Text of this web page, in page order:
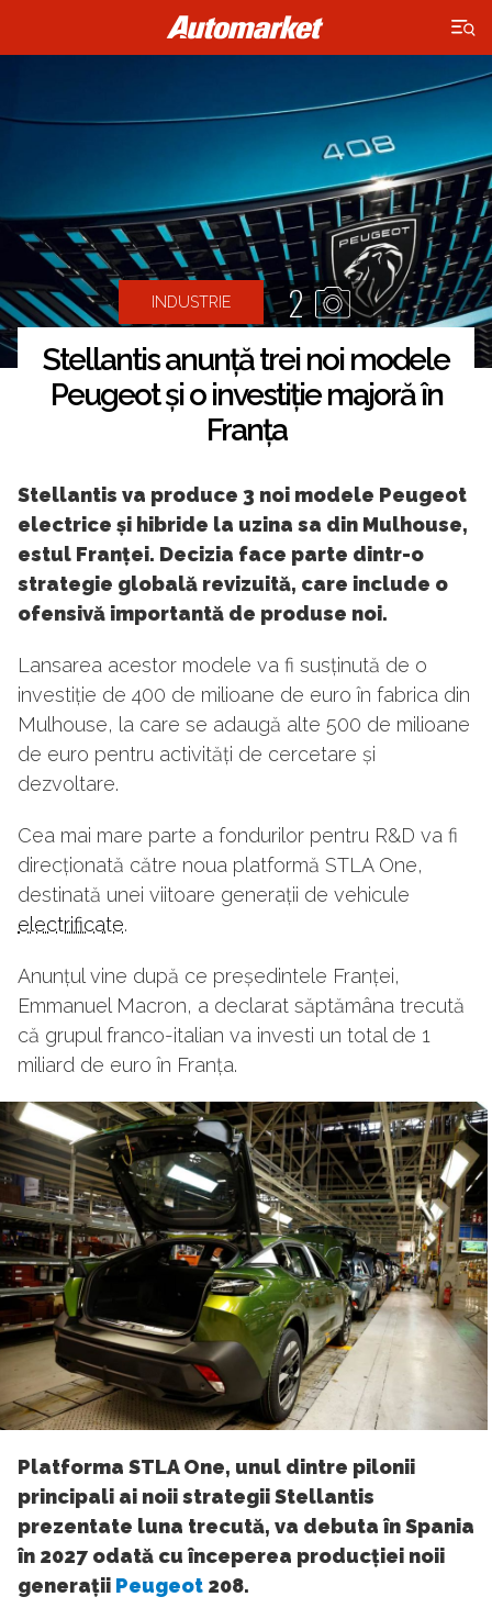
×
INDUSTRIE 2
Stellantis anunță trei noi modele
Peugeot și o investiție majoră în
Franța
Stellantis va produce 3 noi modele Peugeot
electrice și hibride la uzina sa din Mulhouse,
estul Franței. Decizia face parte dintr-o
strategie globală revizuită, care include o
ofensivă importantă de produse noi.
Lansarea acestor modele va fi susținută de o
investiție de 400 de milioane de euro în fabrica din
Mulhouse, la care se adaugă alte 500 de milioane
de euro pentru activități de cercetare și
dezvoltare.
Cea mai mare parte a fondurilor pentru R&D va fi
direcționată către noua platformă STLA One,
destinată unei viitoare generații de vehicule
electrificate.
Anunțul vine după ce președintele Franței,
Emmanuel Macron, a declarat săptămâna trecută
că grupul franco-italian va investi un total de 1
miliard de euro în Franța.
Platforma STLA One, unul dintre pilonii
principali ai noii strategii Stellantis
prezentate luna trecută, va debuta în Spania
în 2027 odată cu începerea producției noii
generații Peugeot 208.